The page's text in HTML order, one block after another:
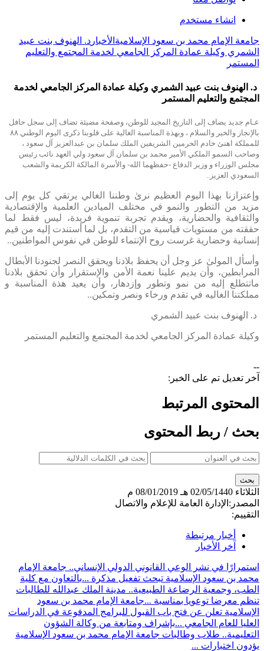
انشاء مستخدم
جامعة الإمام محمد بن سعود الإسلامية الأخبار د. الهنوف بنت عبيد
الشمري وكيلة عمادة المركز الجامعي لخدمة المجتمع والتعليم
المستمر
د. الهنوف بنت عبيد الشمري وكيلة عمادة المركز الجامعي لخدمة
المجتمع والتعليم المستمر
عـام جديد يضاف إلى التاريخ المجيد للوطن، وصفحة مضيئة تضاف إلى سجل حافل
بالإنجاز والخير والسلام ، وبهذة المناسبة الغالية على قلوبنا ذكرى اليوم الوطني ٨٨
للمملكة اهنئ خادم الحرمين الشريفين الملك سلمان بن عبدالعزيز آل سعود ،
وصاحب السمو الملكي الأمير محمد بن سلمان آل سعود ولي العهد نائب رئيس
مجلس الوزراء و وزير الدفاع -حفظهما الله- والأسرة المالكة الكريمة والشعب
السعودي العزيز..
وإعتزازنا بهذا اليوم العظيم نرىٰ وطننا الغالي يرتقي كل يوم إلى
مزيد من التطور والنمو في مختلف الميادين العلمية والإقتصادية
والثقافية والحضارية، ويقدم تجربة تنموية فريدة، ليس فقط لما
حققته من مستويات قياسية من التقدم، بل لما أستندت إليه من قيم
إنسانية وحضارية غرست روح الإنتماء للوطن في نفوس المواطنين..
وأسأل المولىٰ عز وجل أن يحفظ بلادنا ويحقق النصر لجنودنا الأبطال
المرابطين، وأن يديم علينا نعمة الأمن والإستقرار وأن تحقق بلادنا
ماتتطلع إليه من نمو وتطور وإزدهار، وأن يعيد هذة المناسبة و
مملكتنا الغاليه في تقدم ورخاء ونصر وتمكين..
د. الهنوف بنت عبيد الشمري
وكيلة عمادة المركز الجامعي لخدمة المجتمع والتعليم المستمر
--
آخر تعديل تم على الخبر:
المحتوى المرتبط
بحث / ربط المحتوى
الثلاثاء 02/05/1440 هـ
08/01/2019 م
المصدر: الإدارة العامة للإعلام والاتصال
التقييم:
أخبار مرتبطة
آخر الأخبار
استمرارًا في نشر الوعي القانوني الدولي الإنساني.. جامعة الإمام
محمد بن سعود الإسلامية تبحث تفعيل مذكرة ...بالتعاون مع كلية
الطب، وجمعية الرضاعة الطبيعية.. مدينة الملك عبدالله للطالبات
تنظم معرضا توعويا بمناسبة ...جامعة الإمام محمد بن سعود
الإسلامية تعلن عن فتح باب القبول للبرامج المدفوعة في الدراسات
العليا للعام الجامعي ...بإشراف ومتابعة من وكالة الشؤون
التعليمية.. طلاب وطالبات جامعة الإمام محمد بن سعود الإسلامية
يؤدون اختبارات ...